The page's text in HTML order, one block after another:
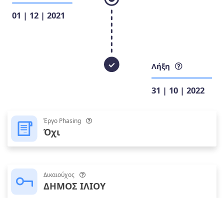
01 | 12 | 2021
Λήξη
31 | 10 | 2022
Έργο Phasing
Όχι
Δικαιούχος
ΔΗΜΟΣ ΙΛΙΟΥ